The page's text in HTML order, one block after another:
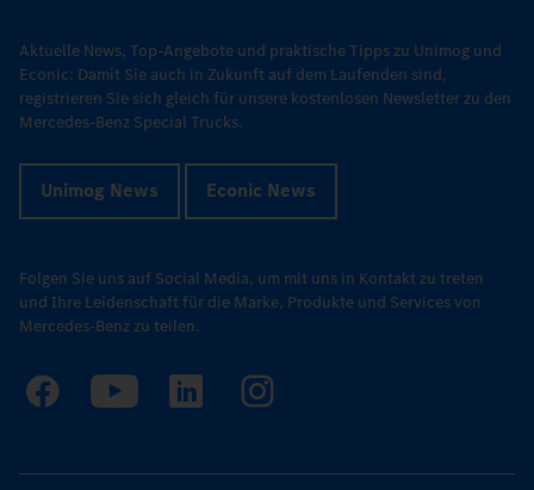
Aktuelle News, Top-Angebote und praktische Tipps zu Unimog und
Econic: Damit Sie auch in Zukunft auf dem Laufenden sind,
registrieren Sie sich gleich für unsere kostenlosen Newsletter zu den
Mercedes-Benz Special Trucks.
Unimog News Econic News
Folgen Sie uns auf Social Media, um mit uns in Kontakt zu treten
und Ihre Leidenschaft für die Marke, Produkte und Services von
Mercedes-Benz zu teilen.